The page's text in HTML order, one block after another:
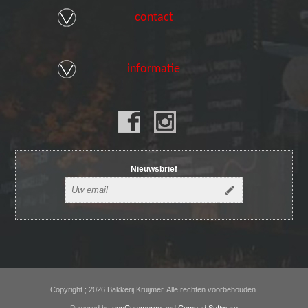
contact
informatie
Nieuwsbrief
Copyright ; 2026 Bakkerij Kruijmer. Alle rechten voorbehouden.